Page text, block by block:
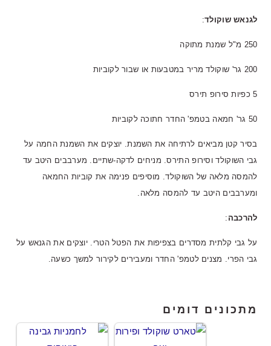
לגנאש שוקולד:
250 מ"ל שמנת מתוקה
200 גר' שוקולד מריר במטבעות או שבור לקוביות
5 כפיות סירופ תירס
50 גר' חמאה בטמפ' החדר חתוכה לקוביות
בסיר קטן מביאים לרתיחה את השמנת. יוצקים את השמנת החמה על
גבי השוקולד וסירופ התירס. מניחים לדקה-שתיים. מערבבים היטב עד
להמסה מלאה של השוקולד. מוסיפים פנימה את קוביות החמאה
ומערבבים היטב עד להמסה מלאה.
להרכבה :
על גבי קלתית מסדרים בצפיפות את הפטל הטרי. יוצקים את הגנאש על
גבי הפרי. מצנים לטמפ' החדר ומעבירים לקירור למשך כשעה.
מתכונים דומים